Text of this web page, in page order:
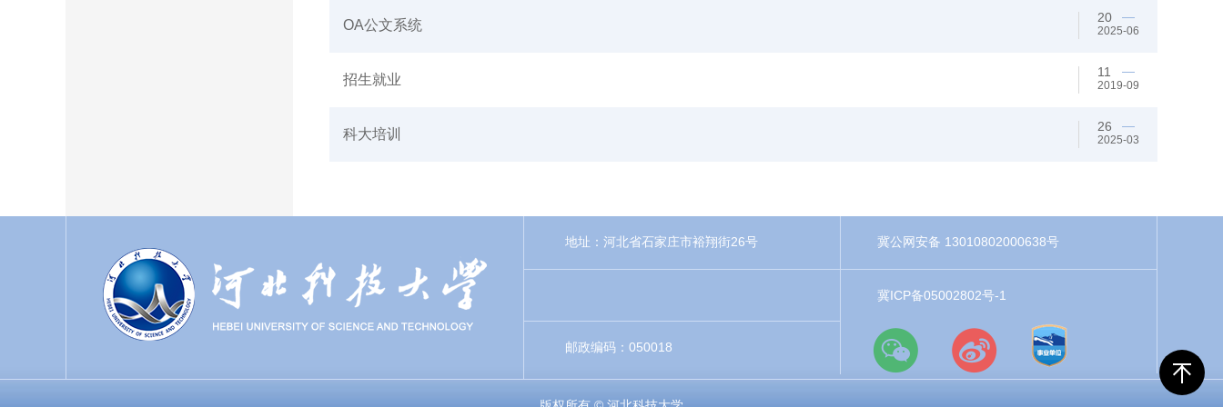
20
2025-06
OA公文系统
11
2019-09
招生就业
26
2025-03
科大培训
地址：河北省石家庄市裕翔街26号
邮政编码：050018
冀公网安备 13010802000638号
冀ICP备05002802号-1